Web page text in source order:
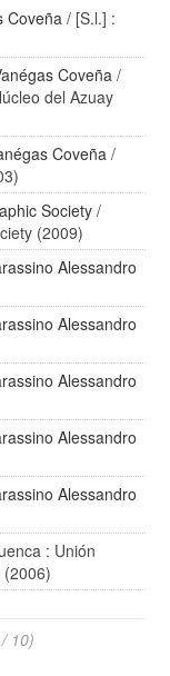
Coveña / [S.l.] :
Coveña /
del Azuay
Coveña /
Society /
(2009)
Alessandro
Alessandro
Alessandro
Alessandro
Alessandro
: Unión
(2006)
10)